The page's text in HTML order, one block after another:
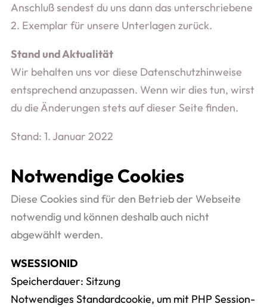
Anschluß sendest du uns dann das unterschriebene
2. Exemplar für unsere Unterlagen zurück.
Stand und Aktualität
Wir behalten uns vor diese Datenschutzhinweise
entsprechend anzupassen. Wenn wir dies tun, wirst
du die Änderungen stets auf dieser Seite finden.
Stand: 1. Januar 2022
Notwendige Cookies
Diese Cookies sind für den Betrieb der Webseite
notwendig und können deshalb auch nicht
abgewählt werden.
WSESSIONID
Speicherdauer Sitzung
Notwendiges Standardcookie, um mit PHP Session-